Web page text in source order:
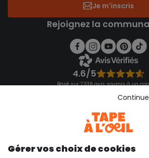
Je m'inscris
Rejoignez la
4.6/5
Basé sur 7 339 avis soumis à un
Consulter les CGU
Gérer vos choix de cookies